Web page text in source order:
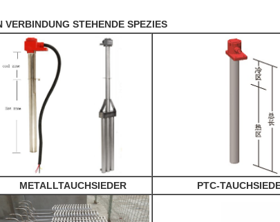
VERBINDUNG STEHENDE SPEZIES
METALLTAUCHSIEDER PTC-